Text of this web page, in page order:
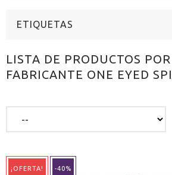
ETIQUETAS
LISTA DE PRODUCTOS POR
FABRICANTE ONE EYED
¡OFERTA! -40%